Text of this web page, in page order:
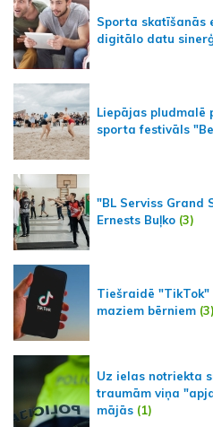
Sporta skatīšanās
digitālo datu
Liepājas pludmalē
sporta festivāls
"BL Serviss Grand
Ernests Buļko (3)
Tiešraidē
maziem bērniem (3)
Uz ielas notriekta
traumām viņa
mājās (1)